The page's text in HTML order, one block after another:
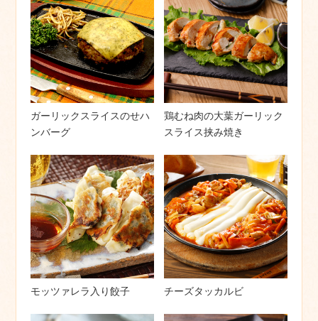
ガーリックスライスのせハ
ンバーグ
鶏むね肉の大葉ガーリック
スライス挟み焼き
モッツァレラ入り餃子 チーズタッカルビ